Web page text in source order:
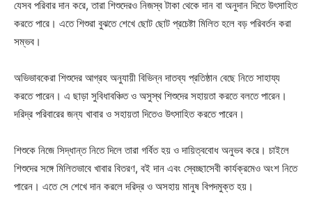
যেসব পরিবার দান করে, তারা শিশুদেরও নিজস্ব টাকা থেকে দান বা অনুদান দিতে উৎসাহিত
করতে পারে। এতে শিশুরা বুঝতে শেখে ছোট ছোট প্রচেষ্টা মিলিত হলে বড় পরিবর্তন করা
সম্ভব।
অভিভাবকেরা শিশুদের আগ্রহ অনুযায়ী বিভিন্ন দাতব্য প্রতিষ্ঠান বেছে নিতে সাহায্য
করতে পারেন। এ ছাড়া সুবিধাবঞ্চিত ও অসুস্থ শিশুদের সহায়তা করতে বলতে পারেন।
দরিদ্র পরিবারের জন্য খাবার ও সহায়তা দিতেও উৎসাহিত করতে পারেন।
শিশুকে নিজে সিদ্ধান্ত নিতে দিলে তারা গর্বিত হয় ও দায়িত্ববোধ অনুভব করে। চাইলে
শিশুদের সঙ্গে মিলিতভাবে খাবার বিতরণ, বই দান এবং স্বেচ্ছাসেবী কার্যক্রমেও অংশ নিতে
পারেন। এতে সে শেখে দান করলে দরিদ্র ও অসহায় মানুষ বিপদমুক্ত হয়।